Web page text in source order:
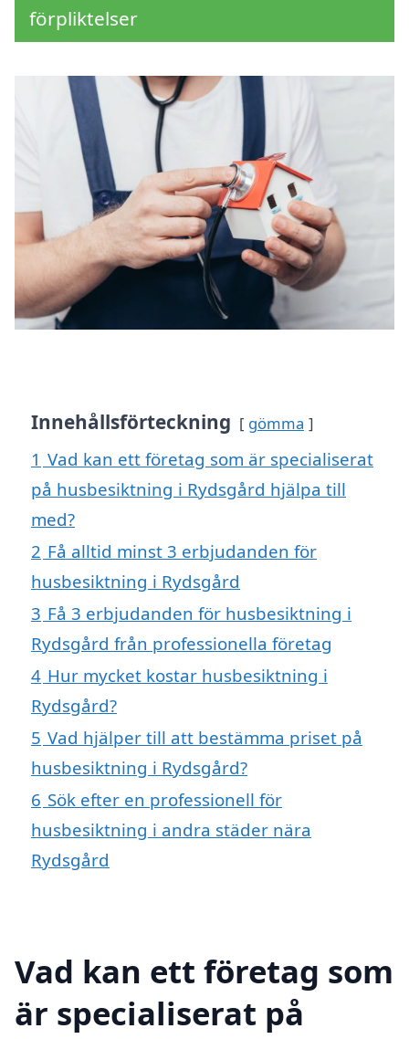
förpliktelser
Innehållsförteckning gömma
1 Vad kan ett företag som är specialiserat
på husbesiktning i Rydsgård hjälpa till
med?
2 Få alltid minst 3 erbjudanden för
husbesiktning i Rydsgård
3 Få 3 erbjudanden för husbesiktning i
Rydsgård från professionella företag
4 Hur mycket kostar husbesiktning i
Rydsgård?
5 Vad hjälper till att bestämma priset på
husbesiktning i Rydsgård?
6 Sök efter en professionell för
husbesiktning i andra städer nära
Rydsgård
Vad kan ett företag som
är specialiserat på